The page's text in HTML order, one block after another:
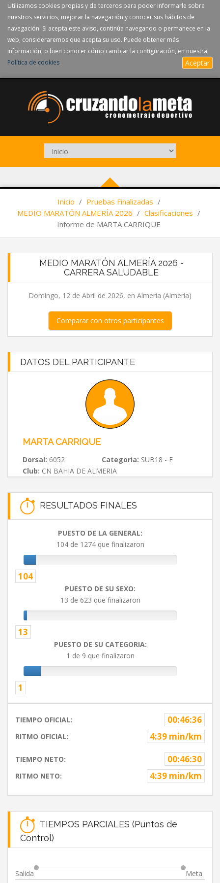
Utilizamos cookies propias y de terceros para poder informarle sobre
nuestros servicios, mejorar la navegación y conocer sus hábitos de
navegación. Si acepta este aviso, continúa navegando o permanece en la
web, consideraremos que acepta su uso. Puede obtener más
información, o bien conocer cómo cambiar la configuración, en nuestra
Política de cookies. Aceptar
Inicio / Pruebas Finalizadas /
MEDIO MARATÓN ALMERÍA 2026 / Clasificaciones /
Informe de MARTA CARRIQUE
MEDIO MARATÓN ALMERÍA 2026 -
CARRERA SALUDABLE
Domingo, 12 de Abril de 2026, en Almería (Almería)
Comparar con otros participantes
DATOS DEL PARTICIPANTE
MARTA CARRIQUE
Dorsal: 6052 Categoria: SUB18 - F
Club: CN BAHIA DE ALMERIA
RESULTADOS FINALES
PUESTO DE LA GENERAL:
104 de 1274 que finalizaron
104
PUESTO DE SU SEXO:
13 de 623 que finalizaron
13
PUESTO DE SU CATEGORIA:
1 de 9 que finalizaron
1
TIEMPO OFICIAL: 00:46:36
RITMO OFICIAL: 4:39 min/km
TIEMPO NETO: 00:46:30
RITMO NETO: 4:39 min/km
TIEMPOS PARCIALES (Puntos de
Control)
Salida Meta